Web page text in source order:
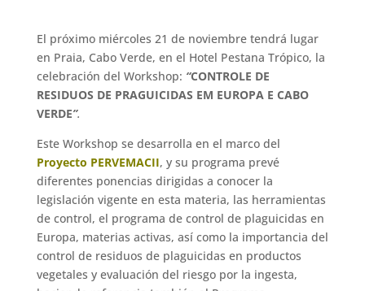
El próximo miércoles 21 de noviembre tendrá lugar
en Praia, Cabo Verde, en el Hotel Pestana Trópico, la
celebración del Workshop: “CONTROLE DE
RESIDUOS DE PRAGUICIDAS EM EUROPA E CABO
VERDE”.
Este Workshop se desarrolla en el marco del
Proyecto PERVEMACII, y su programa prevé
diferentes ponencias dirigidas a conocer la
legislación vigente en esta materia, las herramientas
de control, el programa de control de plaguicidas en
Europa, materias activas, así como la importancia del
control de residuos de plaguicidas en productos
vegetales y evaluación del riesgo por la ingesta,